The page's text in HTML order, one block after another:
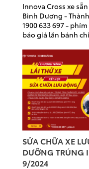
Innova Cross xe
Bình Dương -
1900 633 697 -
báo giá lăn bánh
SỬA CHỮA XE
DƯỠNG TRÚNG
9/2024